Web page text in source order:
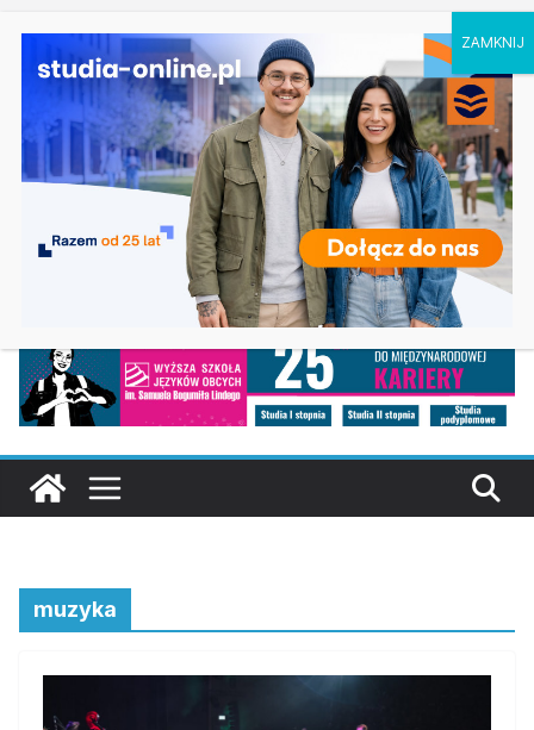
Ostatnie
wpisy:
Biologia w Rzeszowie
Filologia słowiańska w Krakowie
Studia historyczne w Łodzi
Analityka biznesowa i Data Science – Collegium
Da Vinci w Poznaniu
Chemia w Opolu
muzyka